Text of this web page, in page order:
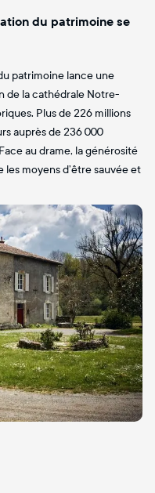
du patrimoine se
patrimoine lance une
de la cathédrale Notre-
Plus de 226 millions
auprès de 236 000
au drame, la générosité
moyens d’être sauvée et